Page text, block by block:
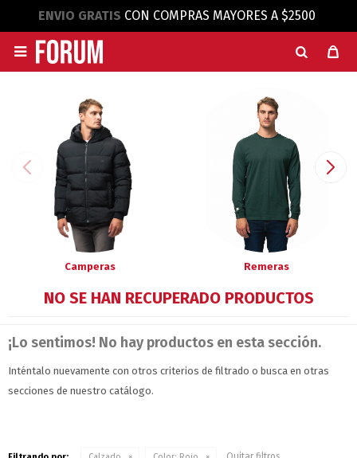
ENVIO GRATIS CON COMPRAS MAYORES A $2500

Camperas Remeras
NO SE HAN RECUPERADO PRODUCTOS
¡Lo sentimos! No hay productos en esta sección.
Inténtalo nuevamente con otros criterios de filtrado o busca en otras
secciones de nuestro catálogo.